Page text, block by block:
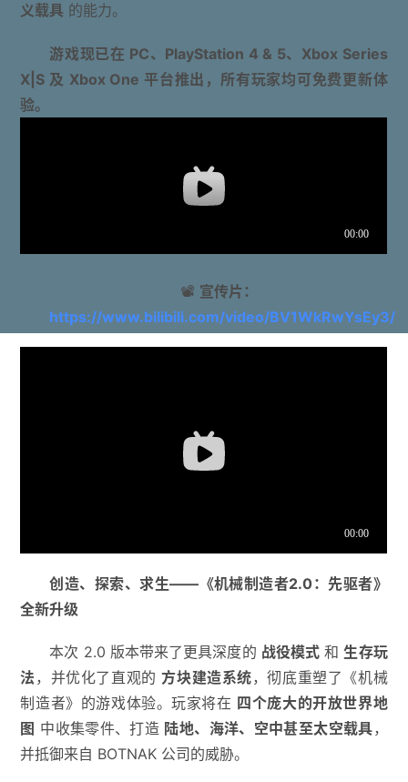
义载具 的能力。
游戏现已在 PC、PlayStation 4 & 5、Xbox Series
X|S 及 Xbox One 平台推出，所有玩家均可免费更新体
验。
📽 宣传片：
https://www.bilibili.com/video/BV1WkRwYsEy3/
创造、探索、求生——《机械制造者2.0：先驱者》
全新升级
本次 2.0 版本带来了更具深度的 战役模式 和生存玩
法 ，并优化了直观的方块建造系统，彻底重塑了《机械
制造者》的游戏体验。玩家将在 四个庞大的开放世界地
图 中收集零件、打造 陆地、海洋、空中甚至太空载具，
并抵御来自 BOTNAK 公司的威胁。